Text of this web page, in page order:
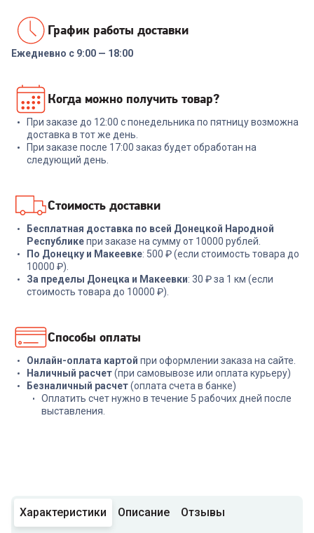
Набор посуды RONDELL RDS-
1291 Prime 8 пред.
+ 569 бонусов
18 999₽
1130 Urban Ultimate Набор из
5 ножей с подст.
10 999₽
График работы доставки
Ежедневно с 9:00 — 18:00
Когда можно получить товар?
При заказе до 12:00 с понедельника по пятницу возможна
доставка в тот же день.
При заказе после 17:00 заказ будет обработан на
следующий день.
Стоимость доставки
Бесплатная доставка по всей Донецкой Народной
Республикепри заказе на сумму от 10000 рублей.
По Донецку и Макеевке: 500 ₽ (если стоимость товара до
10000 ₽).
За пределы Донецка и Макеевки: 30 ₽ за 1 км (если
стоимость товара до 10000 ₽).
Способы оплаты
Онлайн-оплата картой при оформлении заказа на сайте.
Наличный расчет(при самовывозе или оплата курьеру)
Безналичный расчет(оплата счета в банке)
Оплатить счет нужно в течение 5 рабочих дней после
выставления.
Характеристики Описание Отзывы